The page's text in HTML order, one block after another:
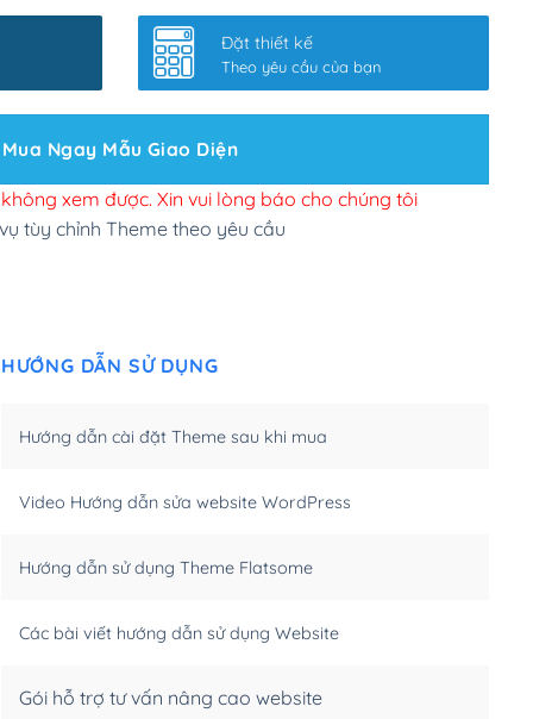
slider chính (+200,000₫)
site Wordpress(+100,000₫)
đăng web(+300,000₫)
tuỳ chọn (+2,000,000₫)
(+450,000₫)
(+950,000₫)
Đặt thiết kế
Theo yêu cầu của bạn
Mua Ngay Mẫu Giao Diện
xem được. Xin vui lòng báo cho chúng tôi
tùy chỉnh Theme theo yêu cầu
HƯỚNG DẪN SỬ DỤNG
Hướng dẫn cài đặt Theme sau khi mua
Video Hướng dẫn sửa website WordPress
Hướng dẫn sử dụng Theme Flatsome
Các bài viết hướng dẫn sử dụng Website
Gói hỗ trợ tư vấn nâng cao website